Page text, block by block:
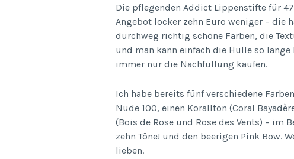
Die pflegenden Addict Lippenstifte für
Angebot locker zehn Euro weniger – die
durchweg richtig schöne Farben, die
und man kann einfach die Hülle so
immer nur die Nachfüllung kaufen.
Ich habe bereits fünf verschiedene
Nude 100, einen Korallton (Coral
(Bois de Rose und Rose des Vents) – im
zehn Töne! und den beerigen Pink Bow.
lieben.